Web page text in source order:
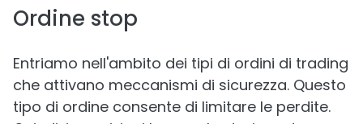
Ordine stop
Entriamo nell'ambito dei tipi di ordini di trading
che attivano meccanismi di sicurezza. Questo
tipo di ordine consente di limitare le perdite.